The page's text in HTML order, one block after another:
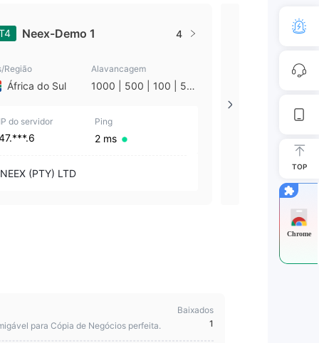
Neex-Demo 1 4
Região
África do Sul
Alavancagem
1000 | 500 | 100 | 50
IP do servidor Ping
2 ms
NEEX (PTY) LTD
Neex-
IP do servidor
NEEX (PTY)
para Cópia de Negócios perfeita.
Baixados
1
TOP
Chrome